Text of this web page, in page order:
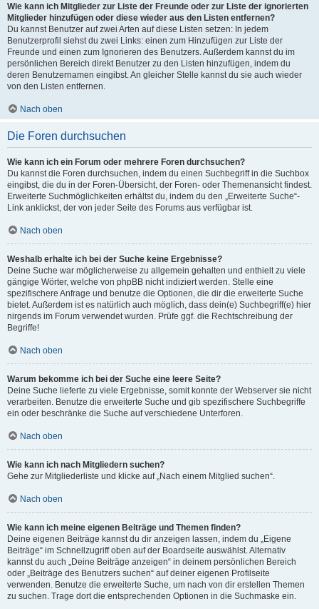
Wie kann ich Mitglieder zur Liste der Freunde oder zur Liste der ignorierten
Mitglieder hinzufügen oder diese wieder aus den Listen entfernen?
Du kannst Benutzer auf zwei Arten auf diese Listen setzen: In jedem
Benutzerprofil siehst du zwei Links: einen zum Hinzufügen zur Liste der
Freunde und einen zum Ignorieren des Benutzers. Außerdem kannst du im
persönlichen Bereich direkt Benutzer zu den Listen hinzufügen, indem du
deren Benutzernamen eingibst. An gleicher Stelle kannst du sie auch wieder
von den Listen entfernen.
Nach oben
Die Foren durchsuchen
Wie kann ich ein Forum oder mehrere Foren durchsuchen?
Du kannst die Foren durchsuchen, indem du einen Suchbegriff in die Suchbox
eingibst, die du in der Foren-Übersicht, der Foren- oder Themenansicht findest.
Erweiterte Suchmöglichkeiten erhältst du, indem du den „Erweiterte Suche“-
Link anklickst, der von jeder Seite des Forums aus verfügbar ist.
Nach oben
Weshalb erhalte ich bei der Suche keine Ergebnisse?
Deine Suche war möglicherweise zu allgemein gehalten und enthielt zu viele
gängige Wörter, welche von phpBB nicht indiziert werden. Stelle eine
spezifischere Anfrage und benutze die Optionen, die dir die erweiterte Suche
bietet. Außerdem ist es natürlich auch möglich, dass dein(e) Suchbegriff(e) hier
nirgends im Forum verwendet wurden. Prüfe ggf. die Rechtschreibung der
Begriffe!
Nach oben
Warum bekomme ich bei der Suche eine leere Seite?
Deine Suche lieferte zu viele Ergebnisse, somit konnte der Webserver sie nicht
verarbeiten. Benutze die erweiterte Suche und gib spezifischere Suchbegriffe
ein oder beschränke die Suche auf verschiedene Unterforen.
Nach oben
Wie kann ich nach Mitgliedern suchen?
Gehe zur Mitgliederliste und klicke auf „Nach einem Mitglied suchen“.
Nach oben
Wie kann ich meine eigenen Beiträge und Themen finden?
Deine eigenen Beiträge kannst du dir anzeigen lassen, indem du „Eigene
Beiträge“ im Schnellzugriff oben auf der Boardseite auswählst. Alternativ
kannst du auch „Deine Beiträge anzeigen“ in deinem persönlichen Bereich
oder „Beiträge des Benutzers suchen“ auf deiner eigenen Profilseite
verwenden. Benutze die erweiterte Suche, um nach von dir erstellen Themen
zu suchen. Trage dort die entsprechenden Optionen in die Suchmaske ein.